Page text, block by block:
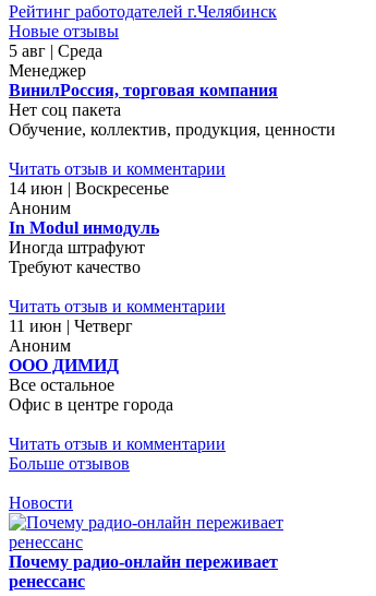
Рейтинг работодателей г.Челябинск
Новые отзывы
5 авг | Среда
Менеджер
ВинилРоссия, торговая компания
Нет соц пакета
Обучение, коллектив, продукция, ценности
Читать отзыв и комментарии
14 июн | Воскресенье
Аноним
In Modul инмодуль
Иногда штрафуют
Требуют качество
Читать отзыв и комментарии
11 июн | Четверг
Аноним
ООО ДИМИД
Все остальное
Офис в центре города
Читать отзыв и комментарии
Больше отзывов
Новости
Почему радио-онлайн переживает
ренессанс